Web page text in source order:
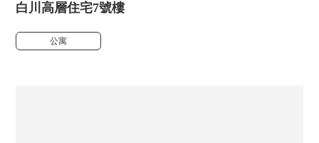
白川高層住宅7號樓
公寓